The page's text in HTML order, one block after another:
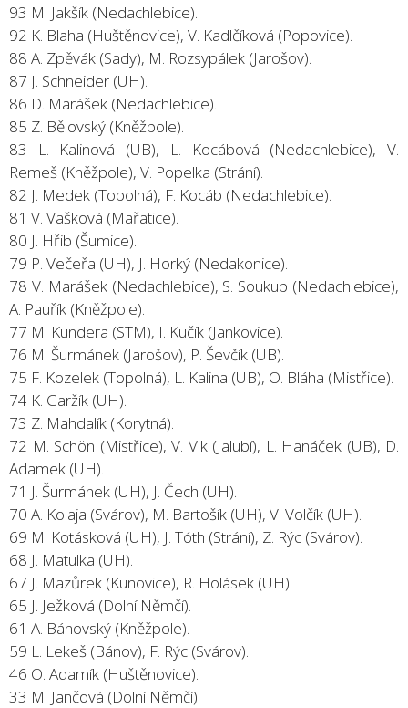
93 M. Jakšík (Nedachlebice).
92 K. Blaha (Huštěnovice), V. Kadlčíková (Popovice).
88 A. Zpěvák (Sady), M. Rozsypálek (Jarošov).
87 J. Schneider (UH).
86 D. Marášek (Nedachlebice).
85 Z. Bělovský (Kněžpole).
83 L. Kalinová (UB), L. Kocábová (Nedachlebice), V.
Remeš (Kněžpole), V. Popelka (Strání).
82 J. Medek (Topolná), F. Kocáb (Nedachlebice).
81 V. Vašková (Mařatice).
80 J. Hřib (Šumice).
79 P. Večeřa (UH), J. Horký (Nedakonice).
78 V. Marášek (Nedachlebice), S. Soukup (Nedachlebice),
A. Pauřík (Kněžpole).
77 M. Kundera (STM), I. Kučík (Jankovice).
76 M. Šurmánek (Jarošov), P. Ševčík (UB).
75 F. Kozelek (Topolná), L. Kalina (UB), O. Bláha (Mistřice).
74 K. Garžík (UH).
73 Z. Mahdalík (Korytná).
72 M. Schön (Mistřice), V. Vlk (Jalubí), L. Hanáček (UB), D.
Adamek (UH).
71 J. Šurmánek (UH), J. Čech (UH).
70 A. Kolaja (Svárov), M. Bartošík (UH), V. Volčík (UH).
69 M. Kotásková (UH), J. Tóth (Strání), Z. Rýc (Svárov).
68 J. Matulka (UH).
67 J. Mazůrek (Kunovice), R. Holásek (UH).
65 J. Ježková (Dolní Němčí).
61 A. Bánovský (Kněžpole).
59 L. Lekeš (Bánov), F. Rýc (Svárov).
46 O. Adamík (Huštěnovice).
33 M. Jančová (Dolní Němčí).